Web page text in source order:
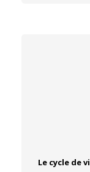
Le cycle de